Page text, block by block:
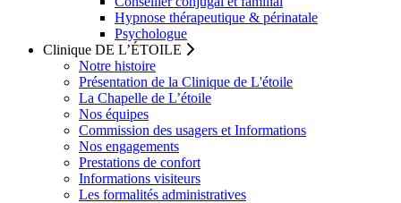
Hypnose thérapeutique & périnatale
Psychologue
Clinique DE L’ÉTOILE
Notre histoire
Présentation de la Clinique de L'étoile
La Chapelle de L’étoile
Nos équipes
Commission des usagers et Informations
Nos engagements
Prestations de confort
Informations visiteurs
Les formalités administratives